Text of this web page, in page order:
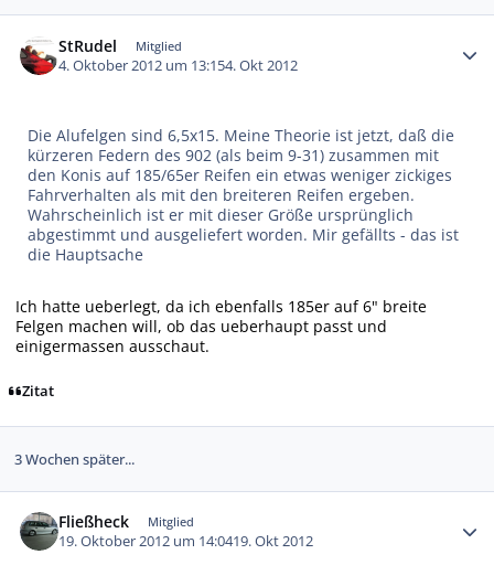
StRudel Mitglied
4. Oktober 2012 um 13:154. Okt 2012
Die Alufelgen sind 6,5x15. Meine Theorie ist jetzt, daß die
kürzeren Federn des 902 (als beim 9-31) zusammen mit
den Konis auf 185/65er Reifen ein etwas weniger zickiges
Fahrverhalten als mit den breiteren Reifen ergeben.
Wahrscheinlich ist er mit dieser Größe ursprünglich
abgestimmt und ausgeliefert worden. Mir gefällts - das ist
die Hauptsache
Ich hatte ueberlegt, da ich ebenfalls 185er auf 6" breite
Felgen machen will, ob das ueberhaupt passt und
einigermassen ausschaut.
Zitat
3 Wochen später...
Fließheck Mitglied
19. Oktober 2012 um 14:0419. Okt 2012